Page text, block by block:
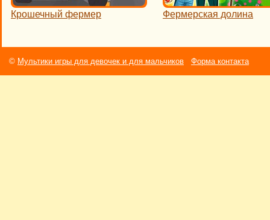
Крошечный фермер Фермерская долина
© Мультики игры для девочек и для мальчиков Форма контакта